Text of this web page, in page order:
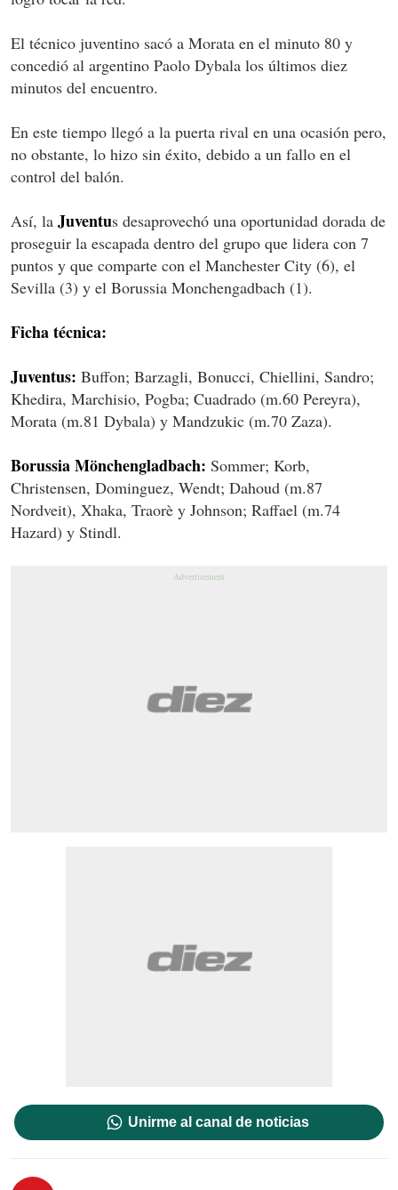
El técnico juventino sacó a Morata en el minuto 80 y
concedió al argentino Paolo Dybala los últimos diez
minutos del encuentro.
En este tiempo llegó a la puerta rival en una ocasión pero,
no obstante, lo hizo sin éxito, debido a un fallo en el
control del balón.
Así, la Juventus desaprovechó una oportunidad dorada de
proseguir la escapada dentro del grupo que lidera con 7
puntos y que comparte con el Manchester City (6), el
Sevilla (3) y el Borussia Monchengadbach (1).
Ficha técnica:
Juventus: Buffon; Barzagli, Bonucci, Chiellini, Sandro;
Khedira, Marchisio, Pogba; Cuadrado (m.60 Pereyra),
Morata (m.81 Dybala) y Mandzukic (m.70 Zaza).
Borussia Mönchengladbach: Sommer; Korb,
Christensen, Dominguez, Wendt; Dahoud (m.87
Nordveit), Xhaka, Traorè y Johnson; Raffael (m.74
Hazard) y Stindl.
Unirme al canal de noticias